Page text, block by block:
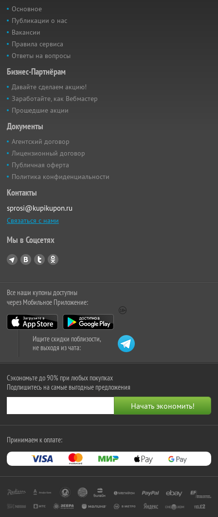
Основное
Публикации о нас
Вакансии
Правила сервиса
Ответы на вопросы
Бизнес-Партнёрам
Давайте сделаем акцию!
Заработайте, как Вебмастер
Прошедшие акции
Документы
Агентский договор
Лицензионный договор
Публичная оферта
Политика конфиденциальности
Контакты
sprosi@kupikupon.ru
Связаться с нами
Мы в Соцсетях
Все наши купоны доступны
через Мобильное Приложение:
Ищите скидки поблизости,
не выходя из чата:
Сэкономьте до 90% при любых покупках
Подпишитесь на самые выгодные предложения
Принимаем к оплате: